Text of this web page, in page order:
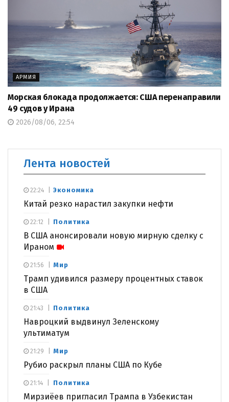
АРМИЯ
Морская блокада продолжается: США перенаправили
49 судов у Ирана
2026/08/06, 22:54
Лента новостей
Экономика
Китай резко нарастил закупки нефти
22:24
Политика
В США анонсировали новую мирную сделку с
Ираном
22:12
Мир
Трамп удивился размеру процентных ставок
в США
21:56
Политика
Навроцкий выдвинул Зеленскому
ультиматум
21:43
Мир
Рубио раскрыл планы США по Кубе
21:29
Политика
Мирзиёев пригласил Трампа в Узбекистан
21:14